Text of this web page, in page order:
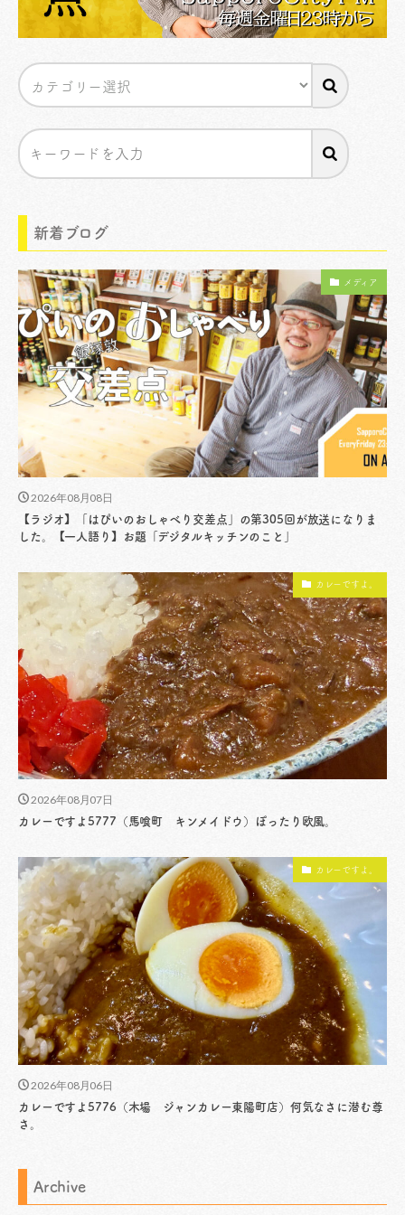
新着ブログ
メディア
2026年08月08日
【ラジオ】「はぴいのおしゃべり交差点」の第305回が放送になりま
した。【一人語り】お題「デジタルキッチンのこと」
カレーですよ。
2026年08月07日
カレーですよ5777（馬喰町 キンメイドウ）ぽったり欧風。
カレーですよ。
2026年08月06日
カレーですよ5776（木場 ジャンカレー東陽町店）何気なさに潜む尊
さ。
Archive